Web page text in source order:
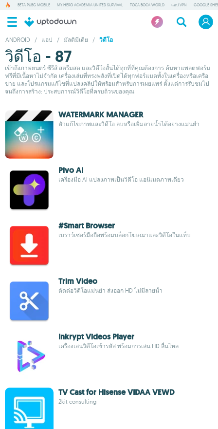
BETA PUBG MOBILE MY HERO ACADEMIA UNITED SURVIVAL TOCA BOCA WORLD แอป VPN GOOGLE
ANDROID / แอป / มัลติมีเดีย / วิดีโอ
วิดีโอ - 87
เข้าถึงภาพยนตร์ ซีรีส์ สตรีมสด และวิดีโอสั้นได้ทุกที่ที่คุณต้องการ ค้นหาแพลตฟอร์ม
ฟรีที่มีเนื้อหาไม่จำกัด เครื่องเล่นที่ทรงพลังที่เปิดได้ทุกฟอร์แมตทั้งในเครื่องหรือเครือ
ข่าย และโปรแกรมแก้ไขที่แปลงคลิปให้พร้อมสำหรับการเผยแพร่ ตั้งแต่การรับชมไป
จนถึงการสร้าง: ประสบการณ์วิดีโอที่ครบถ้วนของคุณ
WATERMARK MANAGER
ตัวแก้ไขภาพและวิดีโอ ลบหรือเพิ่มลายน้ำได้อย่างแม่นยำ
Pivo AI
เครื่องมือ AI แปลงภาพเป็นวิดีโอ แอนิเมตภาพเดียว
#Smart Browser
เบราว์เซอร์มือถือพร้อมบล็อกโฆษณาและวิดีโอในแท็บ
Trim Video
ตัดต่อวิดีโอแม่นยำ ส่งออก HD ไม่มีลายน้ำ
Inkrypt Videos Player
เครื่องเล่นวิดีโอเข้ารหัส พร้อมการเล่น HD ลื่นไหล
TV Cast for Hisense VIDAA VEWD
2kit consulting